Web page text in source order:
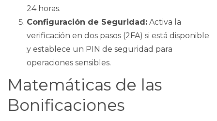
24 horas.
Configuración de Seguridad: Activa la
verificación en dos pasos (2FA) si está disponible
y establece un PIN de seguridad para
operaciones sensibles.
Matemáticas de las
Bonificaciones